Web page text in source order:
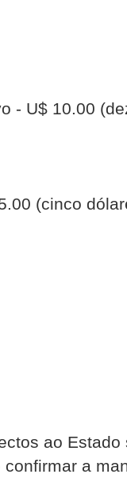
- U$ 10.00
(cinco
ao
a